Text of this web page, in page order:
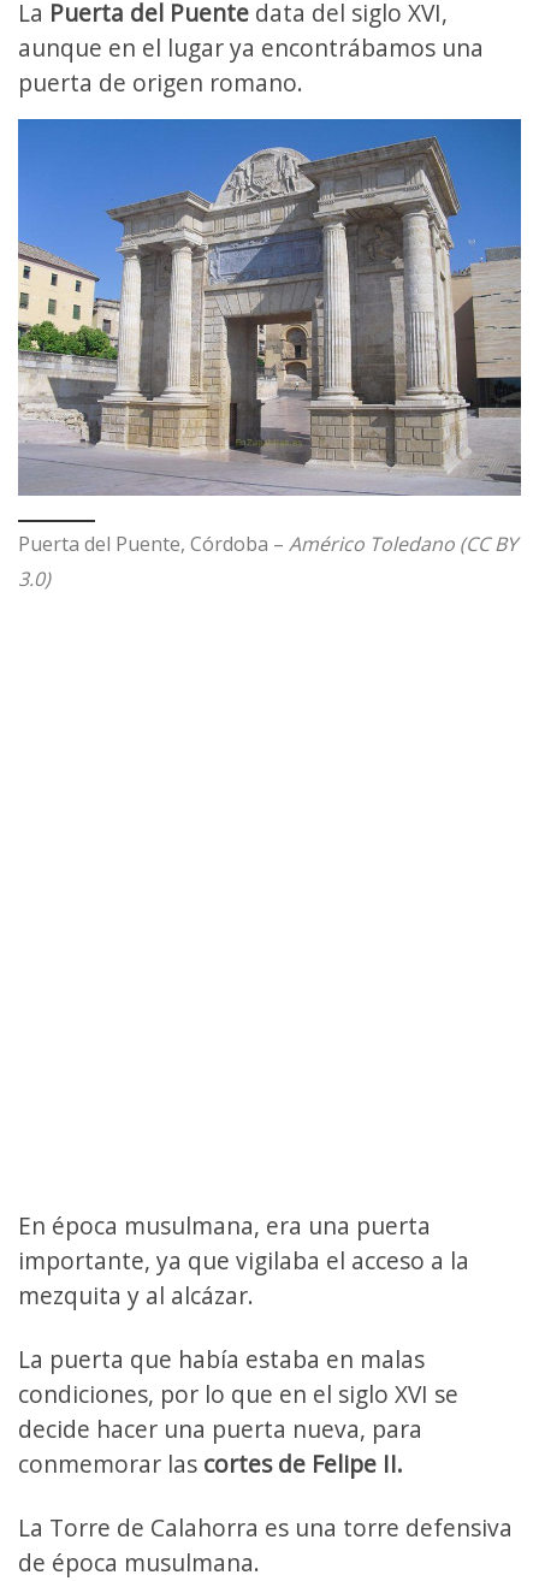
La Puerta del Puente data del siglo XVI,
aunque en el lugar ya encontrábamos una
puerta de origen romano.
Puerta del Puente, Córdoba – Américo Toledano (CC BY
3.0)
En época musulmana, era una puerta
importante, ya que vigilaba el acceso a la
mezquita y al alcázar.
La puerta que había estaba en malas
condiciones, por lo que en el siglo XVI se
decide hacer una puerta nueva, para
conmemorar las cortes de Felipe II.
La Torre de Calahorra es una torre defensiva
de época musulmana.